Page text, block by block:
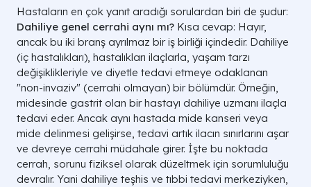
Hastaların en çok yanıt aradığı sorulardan biri de şudur:
Dahiliye genel cerrahi aynı mı? Kısa cevap: Hayır,
ancak bu iki branş ayrılmaz bir iş birliği içindedir. Dahiliye
(iç hastalıkları), hastalıkları ilaçlarla, yaşam tarzı
değişiklikleriyle ve diyetle tedavi etmeye odaklanan
"non-invaziv" (cerrahi olmayan) bir bölümdür. Örneğin,
midesinde gastrit olan bir hastayı dahiliye uzmanı ilaçla
tedavi eder. Ancak aynı hastada mide kanseri veya
mide delinmesi gelişirse, tedavi artık ilacın sınırlarını aşar
ve devreye cerrahi müdahale girer. İşte bu noktada
cerrah, sorunu fiziksel olarak düzeltmek için sorumluluğu
devralır. Yani dahiliye teşhis ve tıbbi tedavi merkeziyken,